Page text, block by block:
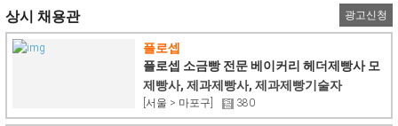
상시 채용관 광고신청
플로셉
플로셉 소금빵 전문 베이커리 헤더제빵사 모
집
제빵사, 제과제빵사, 제과제빵기술자
[서울 > 마포구] 380